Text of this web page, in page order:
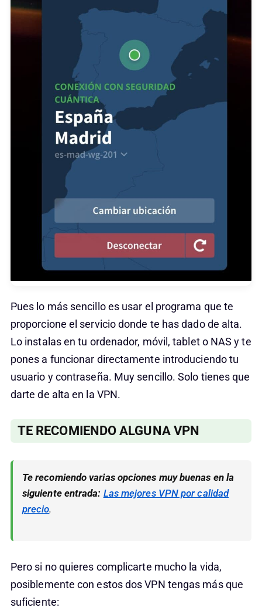
Pues lo más sencillo es usar el programa que te
proporcione el servicio donde te has dado de alta.
Lo instalas en tu ordenador, móvil, tablet o NAS y te
pones a funcionar directamente introduciendo tu
usuario y contraseña. Muy sencillo. Solo tienes que
darte de alta en la VPN.
TE RECOMIENDO ALGUNA VPN
Te recomiendo varias opciones muy buenas en la
siguiente entrada: Las mejores VPN por calidad
precio.
Pero si no quieres complicarte mucho la vida,
posiblemente con estos dos VPN tengas más que
suficiente: